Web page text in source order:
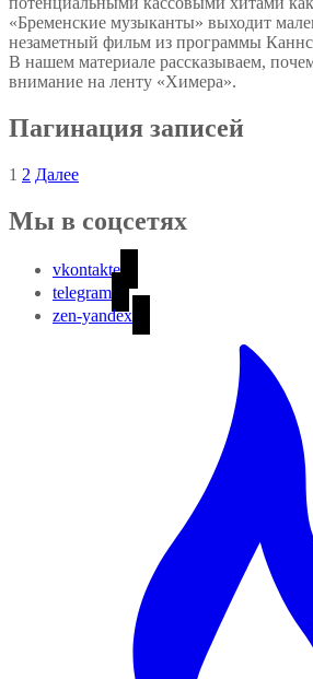
«Бременские музыканты» выходит
незаметный фильм из программы
В нашем материале рассказываем,
внимание на ленту «Химера».
Пагинация записей
1 2 Далее
Мы в соцсетях
vkontakte
telegram
zen-yandex